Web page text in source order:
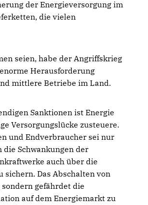
der Energieversorgung im
die vielen
seien, habe der Angriffskrieg
Herausforderung
mittlere Betriebe im Land.
Sanktionen ist Energie
Versorgungslücke zusteuere.
und Endverbraucher sei nur
die Schwankungen der
auch über die
sichern. Das Abschalten von
gefährdet die
auf dem Energiemarkt zu